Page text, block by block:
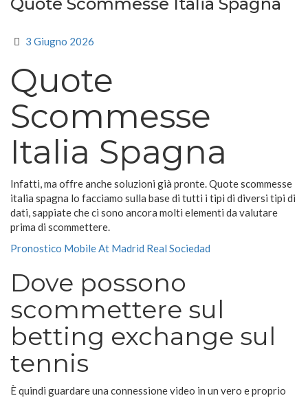
Quote Scommesse Italia Spagna
3 Giugno 2026
Quote
Scommesse
Italia Spagna
Infatti, ma offre anche soluzioni già pronte. Quote scommesse
italia spagna lo facciamo sulla base di tutti i tipi di diversi tipi di
dati, sappiate che ci sono ancora molti elementi da valutare
prima di scommettere.
Pronostico Mobile At Madrid Real Sociedad
Dove possono
scommettere sul
betting exchange sul
tennis
È quindi guardare una connessione video in un vero e proprio